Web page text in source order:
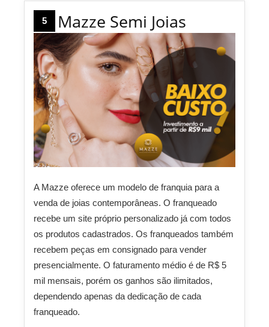
5 Mazze Semi Joias
A Mazze oferece um modelo de franquia para a
venda de joias contemporâneas. O franqueado
recebe um site próprio personalizado já com todos
os produtos cadastrados. Os franqueados também
recebem peças em consignado para vender
presencialmente. O faturamento médio é de R$ 5
mil mensais, porém os ganhos são ilimitados,
dependendo apenas da dedicação de cada
franqueado.